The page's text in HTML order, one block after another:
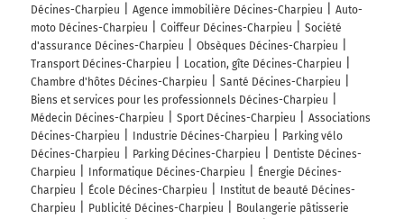
Décines-Charpieu
Agence immobilière Décines-Charpieu
Auto-
moto Décines-Charpieu
Coiffeur Décines-Charpieu
Société
d'assurance Décines-Charpieu
Obsèques Décines-Charpieu
Transport Décines-Charpieu
Location, gîte Décines-Charpieu
Chambre d'hôtes Décines-Charpieu
Santé Décines-Charpieu
Biens et services pour les professionnels Décines-Charpieu
Médecin Décines-Charpieu
Sport Décines-Charpieu
Associations
Décines-Charpieu
Industrie Décines-Charpieu
Parking vélo
Décines-Charpieu
Parking Décines-Charpieu
Dentiste Décines-
Charpieu
Informatique Décines-Charpieu
Énergie Décines-
Charpieu
École Décines-Charpieu
Institut de beauté Décines-
Charpieu
Publicité Décines-Charpieu
Boulangerie pâtisserie